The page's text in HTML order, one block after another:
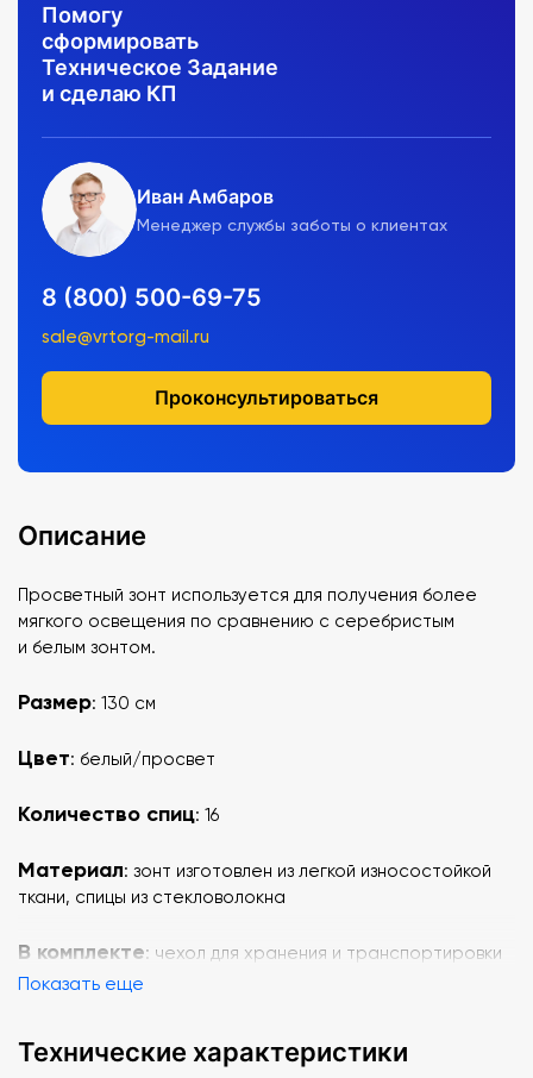
Помогу
сформировать
Техническое Задание
и сделаю КП
Иван Амбаров
Менеджер службы заботы о клиентах
8 (800) 500-69-75
sale@vrtorg-mail.ru
Проконсультироваться
Описание
Просветный зонт используется для получения более
мягкого освещения по сравнению с серебристым
и белым зонтом.
Размер: 130 см
Цвет: белый/просвет
Количество спиц: 16
Материал: зонт изготовлен из легкой износостойкой
ткани, спицы из стекловолокна
В комплекте: чехол для хранения и транспортировки
Показать еще
Технические характеристики